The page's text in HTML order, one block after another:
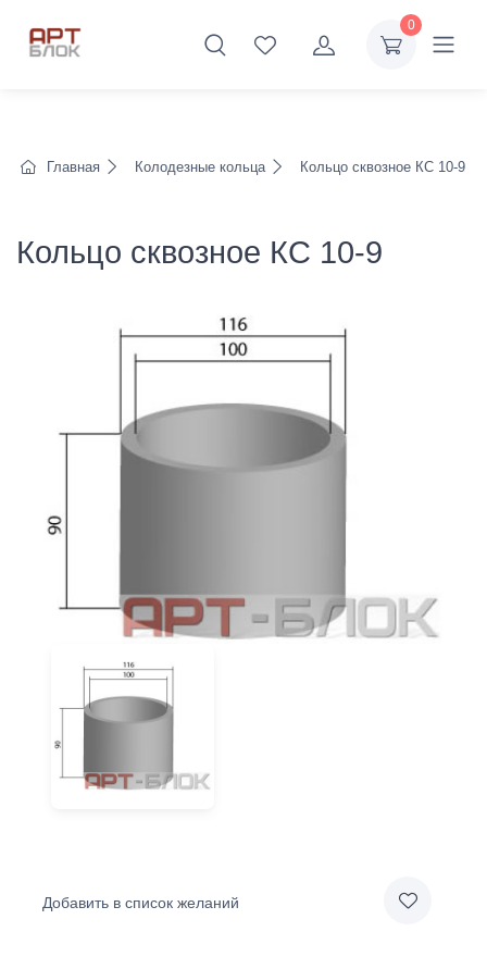
0
Главная Колодезные кольца Кольцо сквозное КС 10-9
Кольцо сквозное КС 10-9
Добавить в список желаний